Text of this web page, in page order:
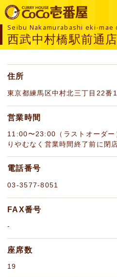
Seibu Nakamurabashi eki-mae
西武中村橋駅前通店
住所
東京都練馬区中村北三丁目22
営業時間
11:00〜23:00（ラストオーダー
りやむなく営業時間終了前に閉
電話番号
03-3577-8051
FAX番号
-
座席数
19